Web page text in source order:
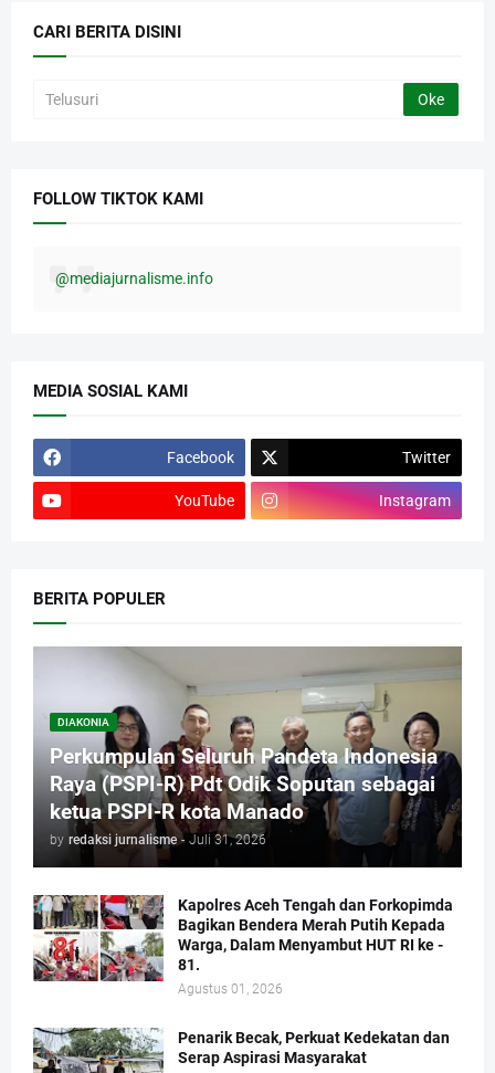
CARI BERITA DISINI
FOLLOW TIKTOK KAMI
@mediajurnalisme.info
MEDIA SOSIAL KAMI
Facebook Twitter
YouTube Instagram
BERITA POPULER
DIAKONIA
Perkumpulan Seluruh Pandeta Indonesia
Raya (PSPI-R) Pdt Odik Soputan sebagai
ketua PSPI-R kota Manado
by redaksi jurnalisme - Juli 31, 2026
Kapolres Aceh Tengah dan Forkopimda
Bagikan Bendera Merah Putih Kepada
Warga, Dalam Menyambut HUT RI ke -
81.
Agustus 01, 2026
Penarik Becak, Perkuat Kedekatan dan
Serap Aspirasi Masyarakat